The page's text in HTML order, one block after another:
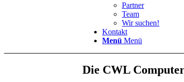
Partner
Team
Wir suchen!
Kontakt
Menü Menü
Die CWL